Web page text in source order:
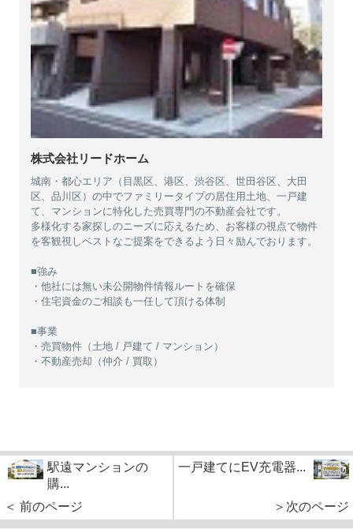
株式会社リードホーム
城南・都心エリア（目黒区、港区、渋谷区、世田谷区、大田
区、品川区）の中でファミリータイプの居住用土地、一戸建
て、マンションに特化した売買専門の不動産会社です。
多様化する家探しのニーズに応えるため、お客様の視点で物件
を客観視しベストなご提案をできるよう日々励んでおります。
■強み
・他社には無い未公開物件情報ルートを確保
・住宅資金のご相談も一任して頂ける体制
■事業
・売買物件（土地 / 戸建て / マンション）
・不動産売却（仲介 / 買取）
駅遠マンションの
購...
＜ 前のページ
一戸建てにEV充電器...
＞次のページ